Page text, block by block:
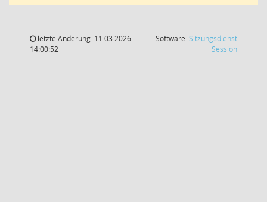
letzte Änderung: 11.03.2026
14:00:52
Software:Sitzungsdienst
Session(Wird in